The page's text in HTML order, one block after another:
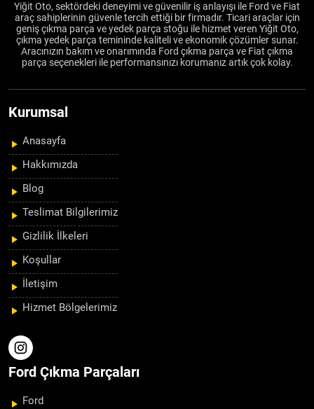
Yiğit Oto, sektördeki deneyimi ve güvenilir iş anlayışı ile Ford ve Fiat
araç sahiplerinin güvenle tercih ettiği bir firmadır. Ticari araçlar için
geniş çıkma parça ve yedek parça stoğu ile hizmet veren Yiğit Oto,
çıkma yedek parça temininde kaliteli ve ekonomik çözümler sunar.
Aracınızın bakım ve onarımında Ford çıkma parça ve Fiat çıkma
parça seçenekleri ile performansınızı korumanız artık çok kolay.
Kurumsal
Anasayfa
Hakkımızda
Blog
Teslimat Bilgilerimiz
Gizlilik İlkeleri
Koşullar
İletişim
Hizmet Bölgelerimiz
Ford Çıkma Parçaları
Ford